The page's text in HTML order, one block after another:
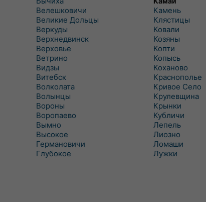
Велешковичи
Великие Дольцы
Веркуды
Верхнедвинск
Верховье
Ветрино
Видзы
Витебск
Волколата
Волынцы
Вороны
Воропаево
Вымно
Высокое
Германовичи
Глубокое
Камень
Клястицы
Ковали
Козяны
Копти
Копысь
Коханово
Краснополье
Кривое Село
Крулевщина
Крынки
Кубличи
Лепель
Лиозно
Ломаши
Лужки